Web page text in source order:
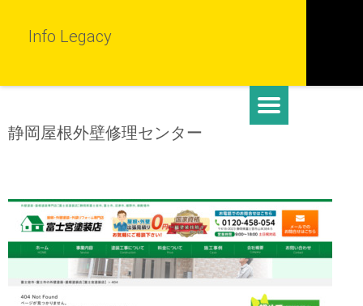
Info Legacy
静岡屋根外壁修理センター